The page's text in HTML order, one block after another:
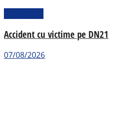
Accident cu victime pe DN21
07/08/2026